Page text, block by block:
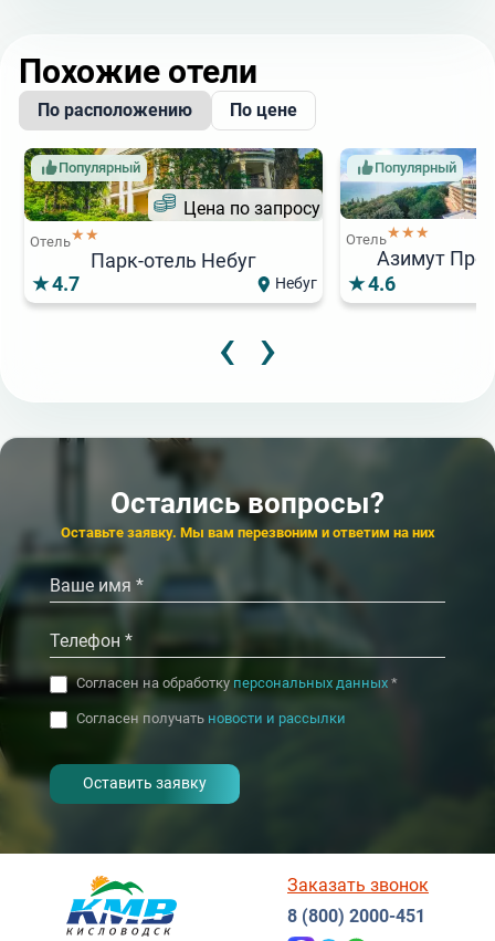
Похожие отели
По расположению По цене
Популярный
Цена по запросу
Отель★★
Парк-отель Небуг
4.7
Небуг
Популярный
Отель★★★
Азимут
4.6
‹ ›
ЛермонтовЪ
4.7 Лермонтово
Агат
‹ ›
Остались вопросы?
Оставьте заявку. Мы вам перезвоним и ответим на них
Согласен на обработку персональных данных*
Согласен получать новости и рассылки
Заказать звонок
8 (800) 2000-451